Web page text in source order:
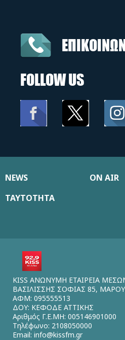
FOLLOW US
NEWS ON AIR
ΤΑΥΤΟΤΗΤΑ
KISS ΑΝΩΝΥΜΗ ΕΤΑΙΡΕΙΑ
ΒΑΣΙΛΙΣΣΗΣ ΣΟΦΙΑΣ 85,
ΑΦΜ: 095555513
ΔΟΥ: ΚΕΦΟΔΕ ΑΤΤΙΚΗΣ
Αριθμός Γ.Ε.ΜΗ: 005146901000
Τηλέφωνο: 2108050000
Email: info@kissfm.gr